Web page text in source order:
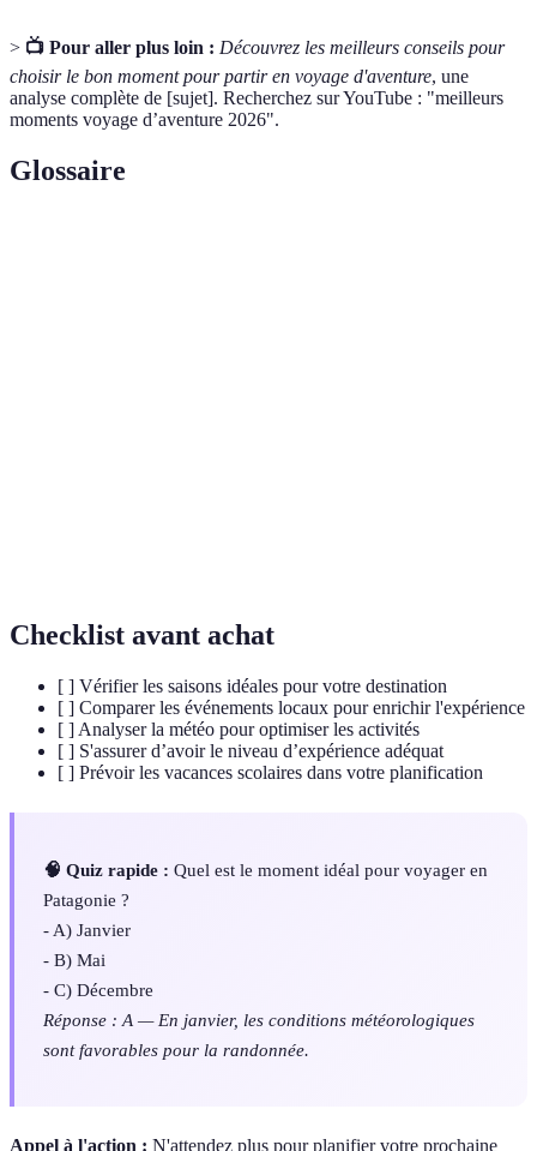
> 📺 Pour aller plus loin : Découvrez les meilleurs conseils pour
choisir le bon moment pour partir en voyage d'aventure, une
analyse complète de [sujet]. Recherchez sur YouTube : "meilleurs
moments voyage d’aventure 2026".
Glossaire
Checklist avant achat
[ ] Vérifier les saisons idéales pour votre destination
[ ] Comparer les événements locaux pour enrichir l'expérience
[ ] Analyser la météo pour optimiser les activités
[ ] S'assurer d’avoir le niveau d’expérience adéquat
[ ] Prévoir les vacances scolaires dans votre planification
🧠 Quiz rapide : Quel est le moment idéal pour voyager en
Patagonie ?
- A) Janvier
- B) Mai
- C) Décembre
Réponse : A — En janvier, les conditions météorologiques
sont favorables pour la randonnée.
Appel à l'action : N'attendez plus pour planifier votre prochaine